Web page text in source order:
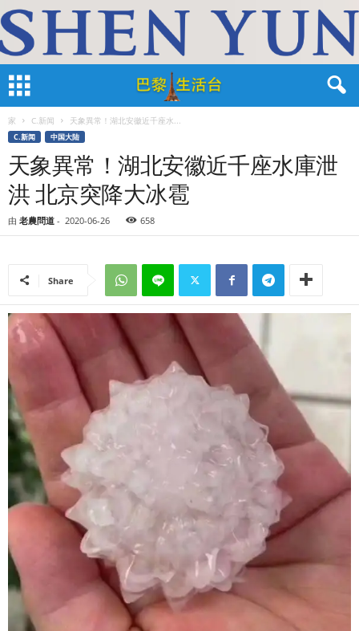
家 C.新闻 天象異常！湖北安徽近千座水...
C.新闻 中国大陆
天象異常！湖北安徽近千座水庫泄
洪 北京突降大冰雹
由 老農問道 - 2020-06-26 658
Share